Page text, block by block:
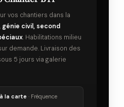
vos chantiers dans la
civil, second
. Habilitations milieu
demande. Livraison des
5 jours via galerie
la carte · Fréquence